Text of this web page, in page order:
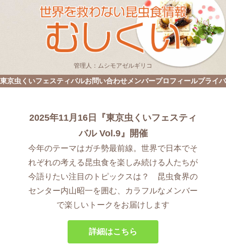
管理人：ムシモアゼルギリコ
東京虫くいフェスティバルお問い合わせメンバープロフィールプライ
2025年11月16日『東京虫くいフェスティ
バル Vol.9』開催
今年のテーマはガチ勢最前線。世界で日本でそ
れぞれの考える昆虫食を楽しみ続ける人たちが
今語りたい注目のトピックスは？ 昆虫食界の
センター内山昭一を囲む、カラフルなメンバー
で楽しいトークをお届けします
詳細はこちら